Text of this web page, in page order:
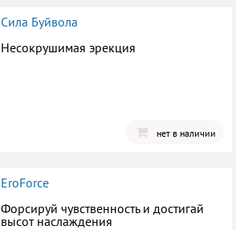
Сила Буйвола
Несокрушимая эрекция
нет в наличии
EroForce
Форсируй чувственность и достигай
высот наслаждения